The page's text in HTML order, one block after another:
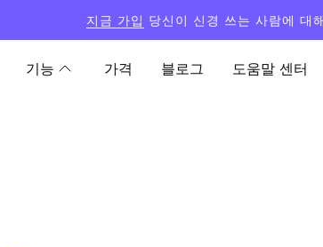
지금 가입 당신이 신경 쓰는 사람에 대
기능 가격 블로그 도움말 센터